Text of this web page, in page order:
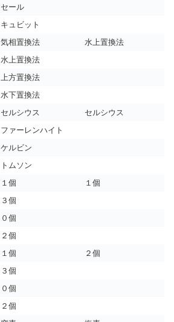
セール
キュビット
気相置換法
水上置換法
水上置換法
上方置換法
水下置換法
セルシウス
セルシウス
ファーレンハイト
ケルビン
トムソン
１個
１個
３個
０個
２個
１個
２個
３個
０個
２個